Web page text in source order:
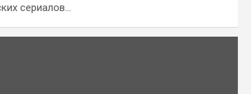
сериалов…